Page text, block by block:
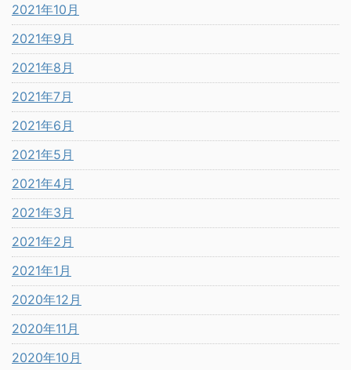
2021年10月
2021年9月
2021年8月
2021年7月
2021年6月
2021年5月
2021年4月
2021年3月
2021年2月
2021年1月
2020年12月
2020年11月
2020年10月